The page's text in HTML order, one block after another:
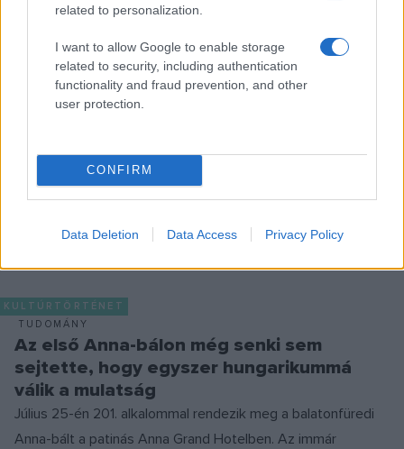
related to personalization.
I want to allow Google to enable storage
related to security, including authentication
functionality and fraud prevention, and other
user protection.
CONFIRM
Data Deletion Data Access Privacy Policy
DUBAJI OPERA
MEGOSZTÁS
KULTÚRTÖRTÉNET
TUDOMÁNY
Az első Anna-bálon még senki sem
sejtette, hogy egyszer hungarikummá
válik a mulatság
Július 25-én 201. alkalommal rendezik meg a balatonfüredi
Anna-bált a patinás Anna Grand Hotelben. Az immár